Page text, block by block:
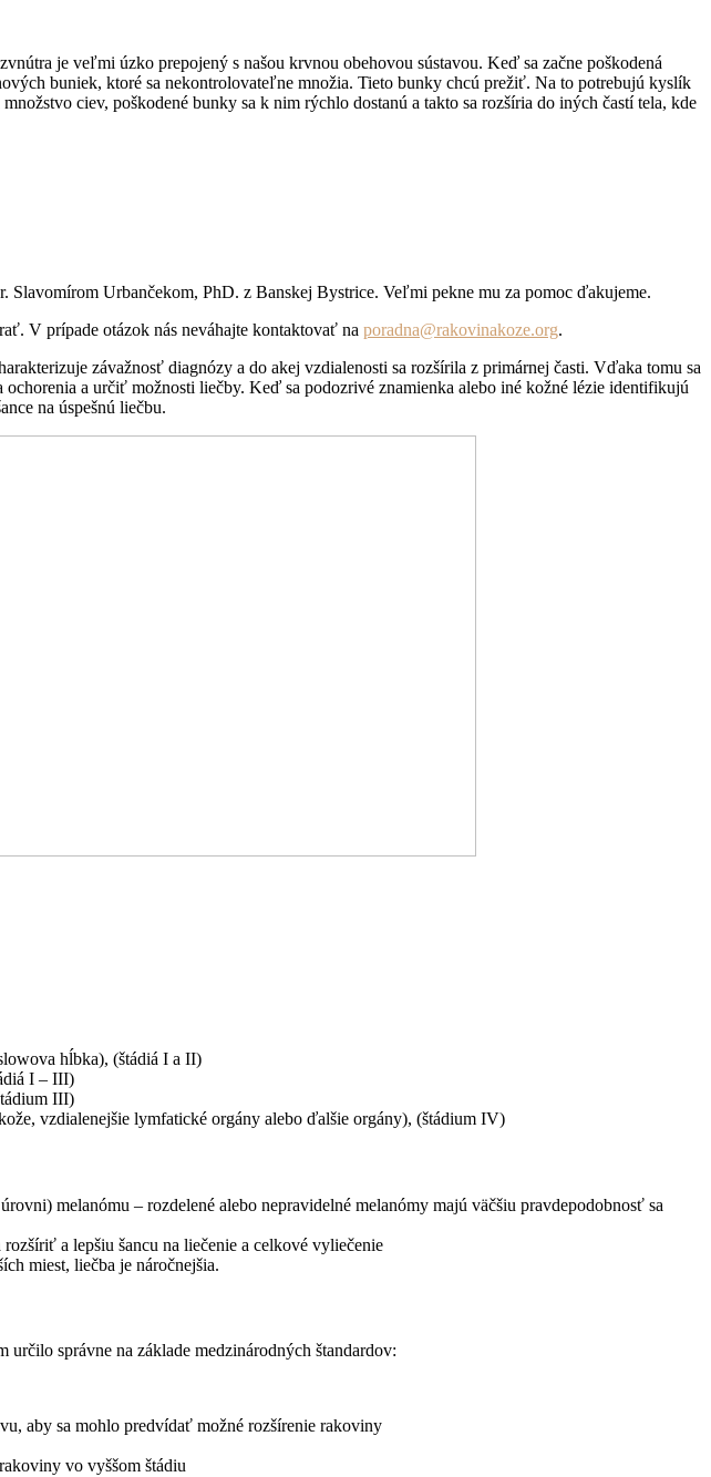
je veľmi úzko prepojený s našou krvnou obehovou sústavou. Keď sa začne poškodená
buniek, ktoré sa nekontrolovateľne množia. Tieto bunky chcú prežiť. Na to potrebujú kyslík
ciev, poškodené bunky sa k nim rýchlo dostanú a takto sa rozšíria do iných častí tela, kde
Urbančekom, PhD. z Banskej Bystrice. Veľmi pekne mu za pomoc ďakujeme.
V prípade otázok nás neváhajte kontaktovať na poradna@rakovinakoze.org.
závažnosť diagnózy a do akej vzdialenosti sa rozšírila z primárnej časti. Vďaka tomu sa
a určiť možnosti liečby. Keď sa podozrivé znamienka alebo iné kožné lézie identifikujú
na úspešnú liečbu.
hĺbka), (štádiá I a II)
I – III)
III)
vzdialenejšie lymfatické orgány alebo ďalšie orgány), (štádium IV)
melanómu – rozdelené alebo nepravidelné melanómy majú väčšiu pravdepodobnosť sa
a lepšiu šancu na liečenie a celkové vyliečenie
miest, liečba je náročnejšia.
určilo správne na základe medzinárodných štandardov:
aby sa mohlo predvídať možné rozšírenie rakoviny
vo vyššom štádiu